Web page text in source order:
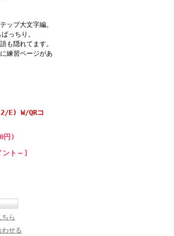
ップ大文字編。
っちり。
も隠れてます。
練習ページがあ
E) W/QRコ
円)
ント～]
ら
わせる